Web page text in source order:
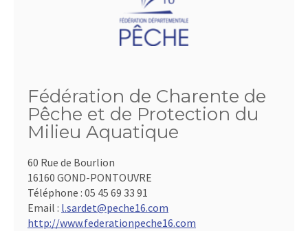
Fédération de Charente de
Pêche et de Protection du
Milieu Aquatique
60 Rue de Bourlion
16160 GOND-PONTOUVRE
Téléphone : 05 45 69 33 91
Email : l.sardet@peche16.com
http://www.federationpeche16.com